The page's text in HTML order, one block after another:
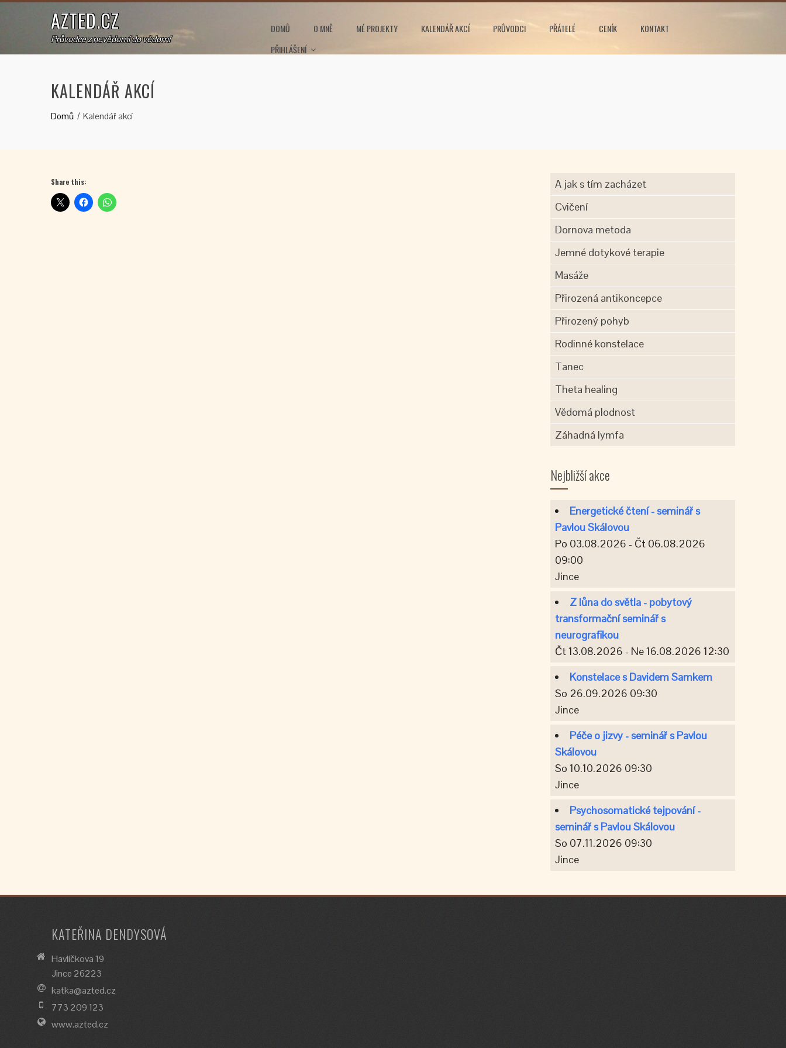
AZTED.CZ
Průvodce z nevědomí do vědomí
DOMŮ O MNĚ MÉ PROJEKTY KALENDÁŘ AKCÍ PRŮVODCI PŘÁTELÉ CENÍK
KONTAKT
PŘIHLÁŠENÍ
KALENDÁŘ AKCÍ
Domů Kalendář akcí
Share this:
A jak s tím zacházet
Cvičení
Dornova metoda
Jemné dotykové terapie
Masáže
Přirozená antikoncepce
Přirozený pohyb
Rodinné konstelace
Tanec
Theta healing
Vědomá plodnost
Záhadná lymfa
Nejbližší akce
Energetické čtení - seminář s
Pavlou Skálovou
Po 03.08.2026 - Čt 06.08.2026
09:00
Jince
Z lůna do světla - pobytový
transformační seminář s
neurografikou
Čt 13.08.2026 - Ne 16.08.2026 12:30
Konstelace s Davidem Samkem
So 26.09.2026 09:30
Jince
Péče o jizvy - seminář s Pavlou
Skálovou
So 10.10.2026 09:30
Jince
Psychosomatické tejpování -
seminář s Pavlou Skálovou
So 07.11.2026 09:30
Jince
KATEŘINA DENDYSOVÁ
Havlíčkova 19
Jince 26223
katka@azted.cz
773 209 123
www.azted.cz